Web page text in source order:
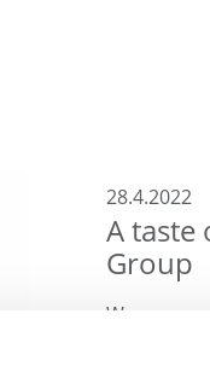
28.4.2022
A taste
Group
We are
Future